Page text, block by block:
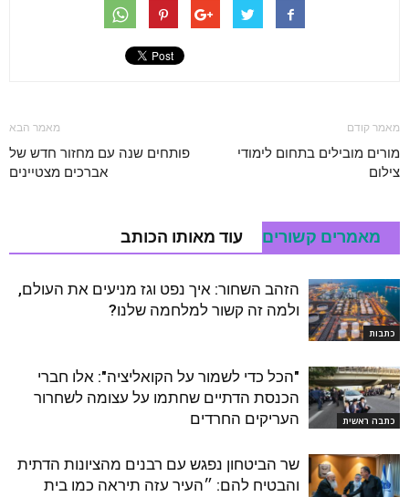
מאמר קודם
מורים מובילים בתחום לימודי
צילום
מאמר הבא
פותחים שנה עם מחזור חדש של
אברכים מצטיינים
מאמרים קשורים עוד מאותו הכותב
כתבות
הזהב השחור: איך נפט וגז מניעים את העולם,
ולמה זה קשור למלחמה שלנו?
כתבה ראשית
"הכל כדי לשמור על הקואליציה": אלו חברי
הכנסת הדתיים שחתמו על עצומה לשחרור
העריקים החרדים
שר הביטחון נפגש עם רבנים מהציונות הדתית
והבטיח להם: ״העיר עזה תיראה כמו בית